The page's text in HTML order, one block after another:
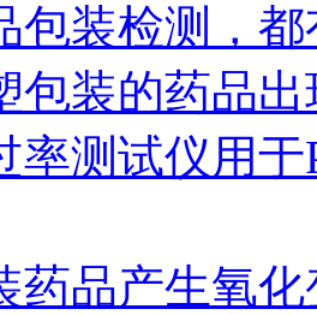
包装检测，
包装的药品
率测试仪用
药品产生氧